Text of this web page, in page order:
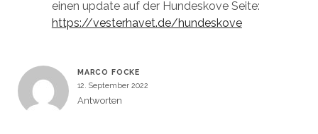
einen update auf der Hundeskove Seite:
https://vesterhavet.de/hundeskove
MARCO FOCKE
12. September 2022
Antworten